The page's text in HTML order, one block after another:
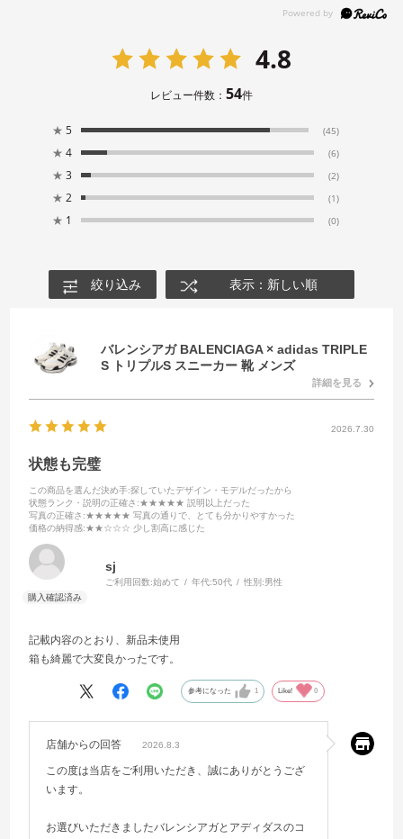
4.8
レビュー件数： 54件
★ 5 (45)
★ 4 (6)
★ 3 (2)
★ 2 (1)
★ 1 (0)
絞り込み 表示：新しい順
バレンシアガ BALENCIAGA × adidas TRIPLE
S トリプルS スニーカー 靴 メンズ
詳細を見る
2026.7.30
状態も完璧
この商品を選んだ決め手:探していたデザイン・モデルだったから
状態ランク・説明の正確さ :★★★★★ 説明以上だった
写真の正確さ :★★★★★ 写真の通りで、とても分かりやすかった
価格の納得感:★★☆☆☆ 少し割高に感じた
sj
ご利用回数:始めて 年代:50代 性別:男性
記載内容のとおり、新品未使用
箱も綺麗で大変良かったです。
参考になった 1 Like! 0
店舗からの回答 2026.8.3
この度は当店をご利用いただき、誠にありがとうござ
います。
お選びいただきましたバレンシアガとアディダスのコ